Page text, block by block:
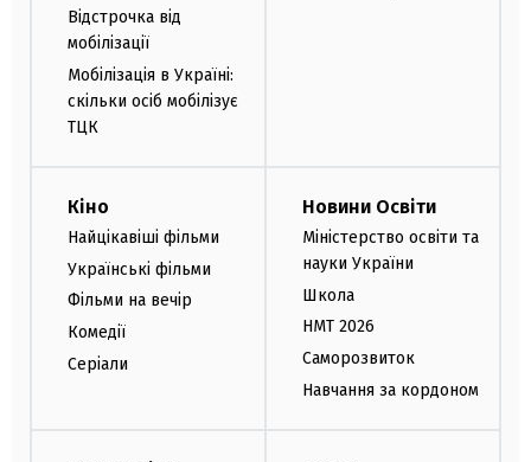
Відстрочка від
мобілізації
Мобілізація в Україні:
скільки осіб мобілізує
ТЦК
Кіно
Найцікавіші фільми
Українські фільми
Фільми на вечір
Комедії
Серіали
Новини Освіти
Міністерство освіти та
науки України
Школа
НМТ 2026
Саморозвиток
Навчання за кордоном